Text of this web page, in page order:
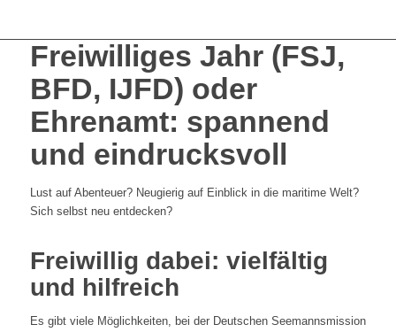
Freiwilliges Jahr (FSJ,
BFD, IJFD) oder
Ehrenamt: spannend
und eindrucksvoll
Lust auf Abenteuer? Neugierig auf Einblick in die maritime Welt?
Sich selbst neu entdecken?
Freiwillig dabei: vielfältig
und hilfreich
Es gibt viele Möglichkeiten, bei der Deutschen Seemannsmission